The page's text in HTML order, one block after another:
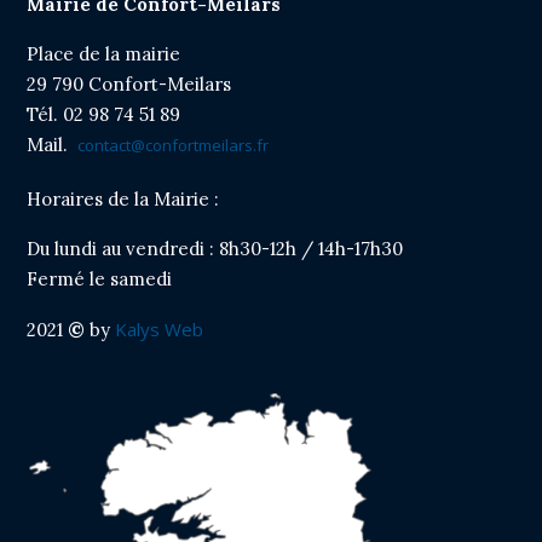
Cliquer sur le titre pour afficher l'article
Place de la mairie
29 790 Confort-Meilars
Tél. 02 98 74 51 89
Mail. contact@confortmeilars.fr
Horaires de la Mairie :
Du lundi au vendredi : 8h30-12h / 14h-17h30
Fermé le samedi
2021 © by Kalys Web